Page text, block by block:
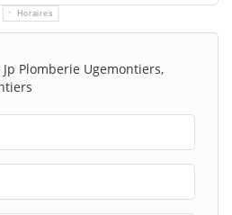
Horaires
Jp Plomberie Ugemontiers,